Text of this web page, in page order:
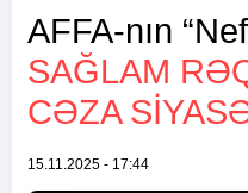
AFFA-nın
SAĞLAM
CƏZA
15.11.2025 - 17:44